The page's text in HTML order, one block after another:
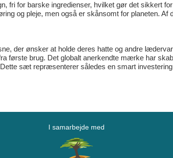
fri for barske ingredienser, hvilket gør det sikkert
og pleje, men også er skånsomt for planeten.
der ønsker at holde deres hatte og andre
første brug. Det globalt anerkendte mærke har
sæt repræsenterer således en smart
I samarbejde med